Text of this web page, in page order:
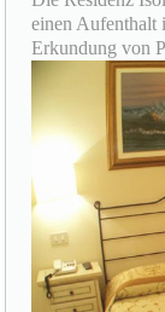
einen Aufenthalt
Erkundung von